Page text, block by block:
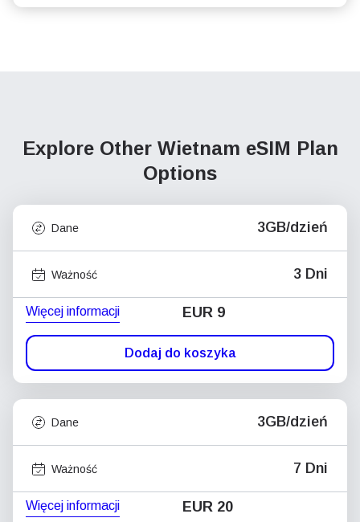
Explore Other Wietnam eSIM Plan
Options
Dane 3GB/dzień
Ważność 3 Dni
Więcej informacji EUR 9
Dodaj do koszyka
Dane 3GB/dzień
Ważność 7 Dni
Więcej informacji EUR 20